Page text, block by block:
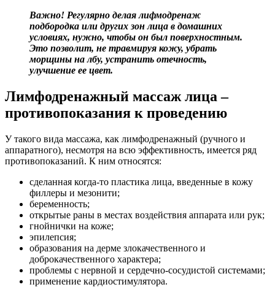
Важно! Регулярно делая лифмодренаж
подбородка или других зон лица в домашних
условиях, нужно, чтобы он был поверхностным.
Это позволит, не травмируя кожу, убрать
морщины на лбу, устранить отечность,
улучшение ее цвет.
Лимфодренажный массаж лица –
противопоказания к проведению
У такого вида массажа, как лимфодренажный (ручного и
аппаратного), несмотря на всю эффективность, имеется ряд
противопоказаний. К ним относятся:
сделанная когда-то пластика лица, введенные в кожу
филлеры и мезонити;
беременность;
открытые раны в местах воздействия аппарата или рук;
гнойнички на коже;
эпилепсия;
образования на дерме злокачественного и
доброкачественного характера;
проблемы с нервной и сердечно-сосудистой системами;
применение кардиостимулятора.